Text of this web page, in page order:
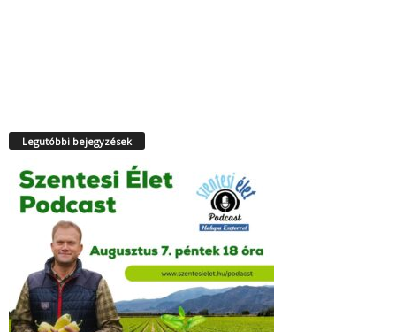
Legutóbbi bejegyzések